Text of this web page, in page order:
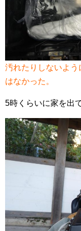
汚れたりしないよ
はなかった。
5時くらいに家を出